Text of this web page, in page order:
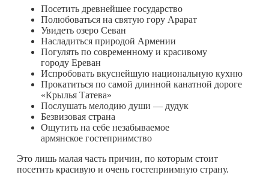
Посетить древнейшее государство
Полюбоваться на святую гору Арарат
Увидеть озеро Севан
Насладиться природой Армении
Погулять по современному и красивому
городу Ереван
Испробовать вкуснейшую национальную кухню
Прокатиться по самой длинной канатной дороге
«Крылья Татева»
Послушать мелодию души — дудук
Безвизовая страна
Ощутить на себе незабываемое
армянское гостеприимство
Это лишь малая часть причин, по которым стоит
посетить красивую и очень гостеприимную страну.